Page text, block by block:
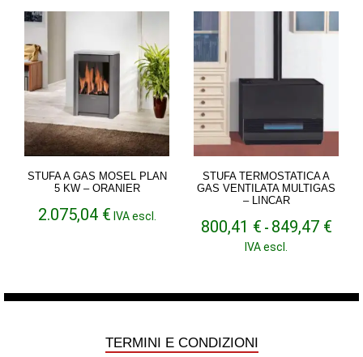
STUFA A GAS MOSEL PLAN
5 KW – ORANIER
2.075,04 € IVA escl.
STUFA TERMOSTATICA A
GAS VENTILATA MULTIGAS
– LINCAR
800,41 € - 849,47 €
a
IVA escl.
TERMINI E CONDIZIONI